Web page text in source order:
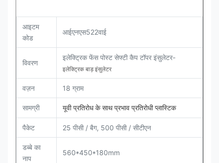
आइटम
कोड
आईएनएस522वाई
विवरण
इलेक्ट्रिक फेंस पोस्ट सेफ्टी कैप टॉपर इंसुलेटर-
इलेक्ट्रिक बाड़ इंसुलेटर
वज़न 18 ग्राम
सामग्री यूवी प्रतिरोध के साथ प्रभाव प्रतिरोधी प्लास्टिक
पैकेट 25 पीसी / बैग, 500 पीसी / सीटीएन
डब्बे का
नाप
560*450*180mm